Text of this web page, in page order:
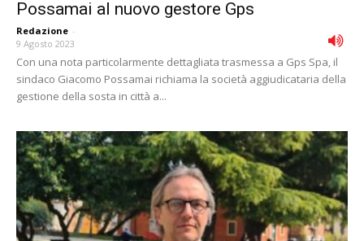
Possamai al nuovo gestore Gps
Redazione -
9 Agosto 2023
Con una nota particolarmente dettagliata trasmessa a Gps Spa, il
sindaco Giacomo Possamai richiama la società aggiudicataria della
gestione della sosta in città a...